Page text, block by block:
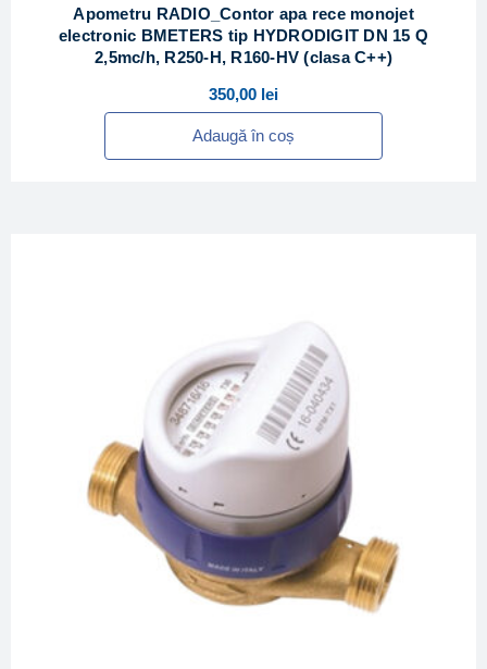
Apometru RADIO_Contor apa rece monojet
electronic BMETERS tip HYDRODIGIT DN 15 Q
2,5mc/h, R250-H, R160-HV (clasa C++)
350,00 lei
Adaugă în coș